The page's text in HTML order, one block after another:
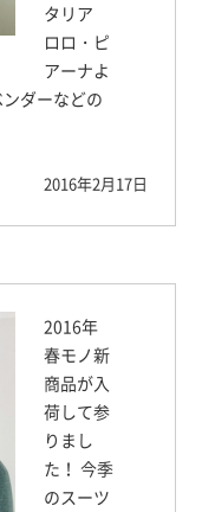
タリア
ロロ・ピ
アーナよ
ダーなどの
2016年2月17日
2016年
春モノ新
商品が入
荷して参
りまし
た！ 今季
のスーツ